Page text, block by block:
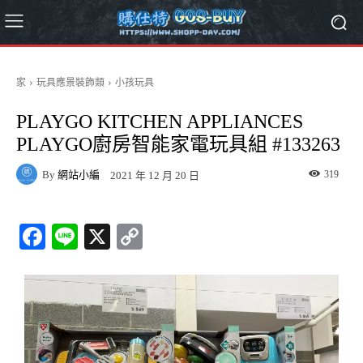
家 玩具應景裝飾類 小孩玩具
PLAYGO KITCHEN APPLIANCES
PLAYGO廚房智能家電玩具組 #133263
By 網站小編 2021 年 12 月 20 日 319
Fa
bo
ok
Li
X
y
Li
nk